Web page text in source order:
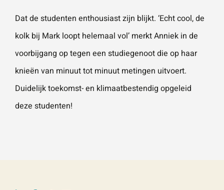
Dat de studenten enthousiast zijn blijkt. ‘Echt cool, de
kolk bij Mark loopt helemaal vol’ merkt Anniek in de
voorbijgang op tegen een studiegenoot die op haar
knieën van minuut tot minuut metingen uitvoert.
Duidelijk toekomst- en klimaatbestendig opgeleid
deze studenten!